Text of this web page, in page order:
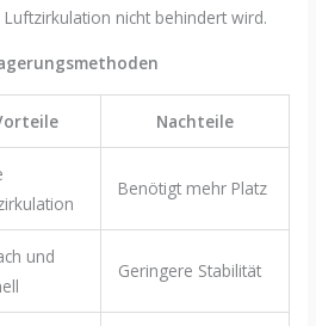
nicht behindert wird.
Nachteile
Benötigt mehr Platz
und
Geringere Stabilität